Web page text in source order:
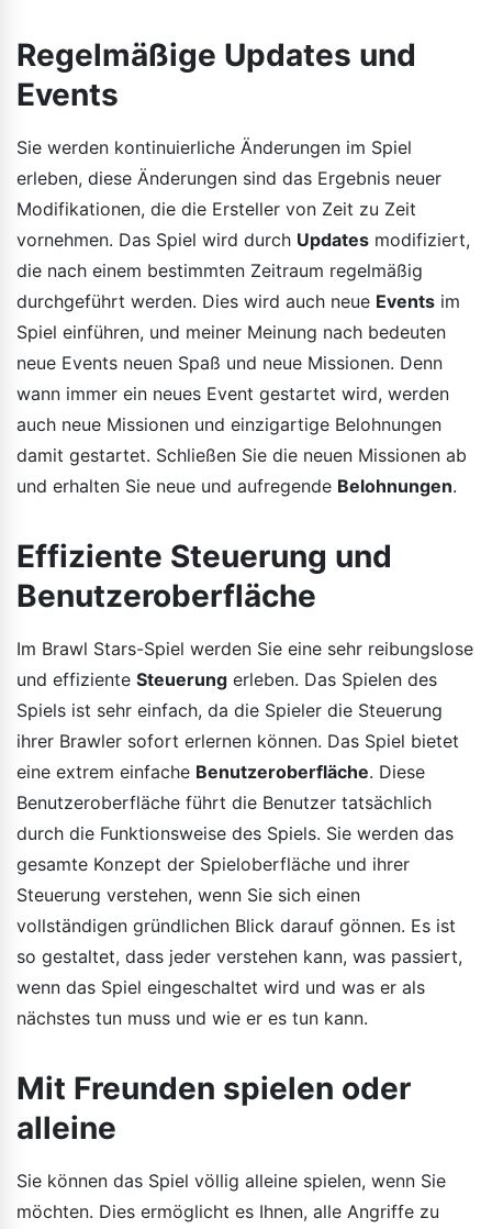
Regelmäßige Updates und
Events
Sie werden kontinuierliche Änderungen im Spiel
erleben, diese Änderungen sind das Ergebnis neuer
Modifikationen, die die Ersteller von Zeit zu Zeit
vornehmen. Das Spiel wird durch Updates modifiziert,
die nach einem bestimmten Zeitraum regelmäßig
durchgeführt werden. Dies wird auch neue Events im
Spiel einführen, und meiner Meinung nach bedeuten
neue Events neuen Spaß und neue Missionen. Denn
wann immer ein neues Event gestartet wird, werden
auch neue Missionen und einzigartige Belohnungen
damit gestartet. Schließen Sie die neuen Missionen ab
und erhalten Sie neue und aufregende Belohnungen.
Effiziente Steuerung und
Benutzeroberfläche
Im Brawl Stars-Spiel werden Sie eine sehr reibungslose
und effiziente Steuerung erleben. Das Spielen des
Spiels ist sehr einfach, da die Spieler die Steuerung
ihrer Brawler sofort erlernen können. Das Spiel bietet
eine extrem einfache Benutzeroberfläche. Diese
Benutzeroberfläche führt die Benutzer tatsächlich
durch die Funktionsweise des Spiels. Sie werden das
gesamte Konzept der Spieloberfläche und ihrer
Steuerung verstehen, wenn Sie sich einen
vollständigen gründlichen Blick darauf gönnen. Es ist
so gestaltet, dass jeder verstehen kann, was passiert,
wenn das Spiel eingeschaltet wird und was er als
nächstes tun muss und wie er es tun kann.
Mit Freunden spielen oder
alleine
Sie können das Spiel völlig alleine spielen, wenn Sie
möchten. Dies ermöglicht es Ihnen, alle Angriffe zu